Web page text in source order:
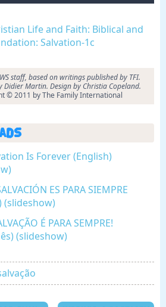
Life and Faith: Biblical and
Salvation-1c
staff, based on writings published by TFI.
Didier Martin. Design by Christia Copeland.
© 2011 by The Family International
Is Forever (English)
ES PARA SIEMPRE
(slideshow)
É PARA SEMPRE!
(slideshow)